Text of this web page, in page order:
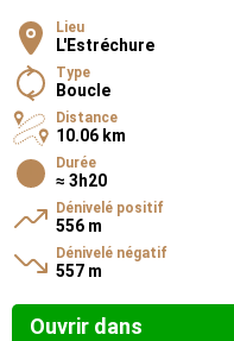
Lieu
L'Estréchure
Type
Boucle
Distance
10.06 km
Durée
≈ 3h20
Dénivelé positif
556 m
Dénivelé négatif
557 m
Ouvrir dans